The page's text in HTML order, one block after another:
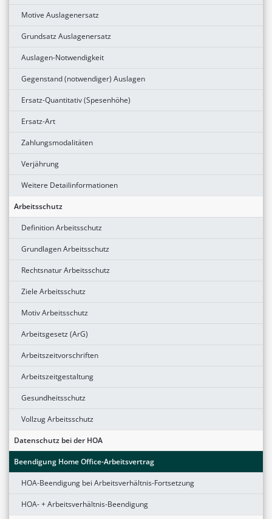
Motive Auslagenersatz
Grundsatz Auslagenersatz
Auslagen-Notwendigkeit
Gegenstand (notwendiger) Auslagen
Ersatz-Quantitativ (Spesenhöhe)
Ersatz-Art
Zahlungsmodalitäten
Verjährung
Weitere Detailinformationen
Arbeitsschutz
Definition Arbeitsschutz
Grundlagen Arbeitsschutz
Rechtsnatur Arbeitsschutz
Ziele Arbeitsschutz
Motiv Arbeitsschutz
Arbeitsgesetz (ArG)
Arbeitszeitvorschriften
Arbeitszeitgestaltung
Gesundheitsschutz
Vollzug Arbeitsschutz
Datenschutz bei der HOA
Beendigung Home Office-Arbeitsvertrag
HOA-Beendigung bei Arbeitsverhältnis-Fortsetzung
HOA- + Arbeitsverhältnis-Beendigung